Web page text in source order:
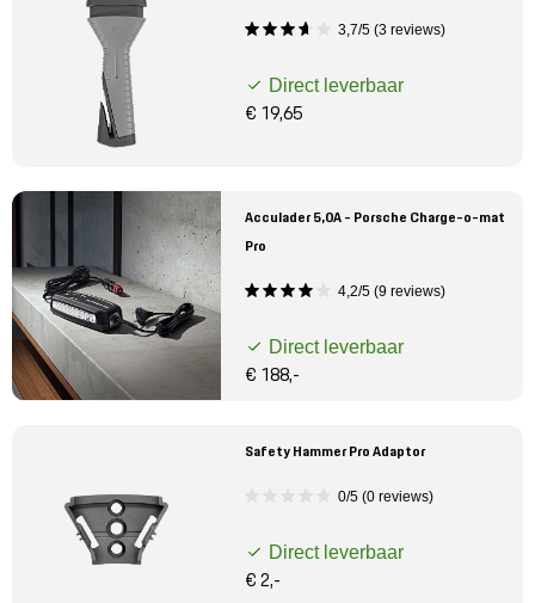
Meer Porsche
Porsche informatie
3,7/5 (3 reviews)
Direct leverbaar
€ 19,65
Acculader 5,0A - Porsche Charge-o-mat
Pro
4,2/5 (9 reviews)
Direct leverbaar
€ 188,-
Safety Hammer Pro Adaptor
0/5 (0 reviews)
Direct leverbaar
€ 2,-